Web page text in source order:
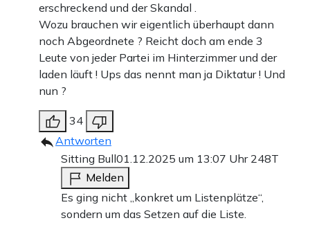
erschreckend und der Skandal .
Wozu brauchen wir eigentlich überhaupt dann
noch Abgeordnete ? Reicht doch am ende 3
Leute von jeder Partei im Hinterzimmer und der
laden läuft ! Ups das nennt man ja Diktatur ! Und
nun ?
34
Antworten
Sitting Bull01.12.2025 um 13:07 Uhr 248T
Melden
Es ging nicht „konkret um Listenplätze“,
sondern um das Setzen auf die Liste.